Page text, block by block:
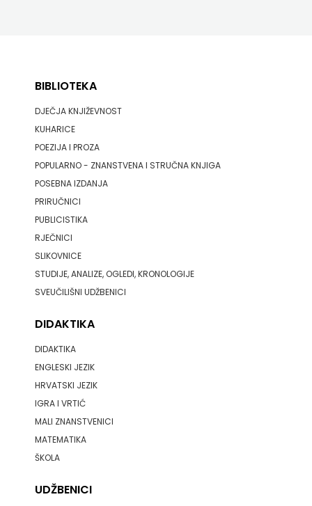
BIBLIOTEKA
DJEČJA KNJIŽEVNOST
KUHARICE
POEZIJA I PROZA
POPULARNO - ZNANSTVENA I STRUČNA KNJIGA
POSEBNA IZDANJA
PRIRUČNICI
PUBLICISTIKA
RJEČNICI
SLIKOVNICE
STUDIJE, ANALIZE, OGLEDI, KRONOLOGIJE
SVEUČILIŠNI UDŽBENICI
DIDAKTIKA
DIDAKTIKA
ENGLESKI JEZIK
HRVATSKI JEZIK
IGRA I VRTIĆ
MALI ZNANSTVENICI
MATEMATIKA
ŠKOLA
UDŽBENICI